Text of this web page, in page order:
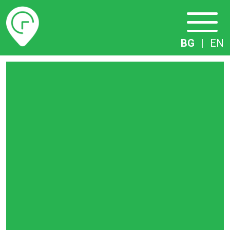
Разписание
BG | EN